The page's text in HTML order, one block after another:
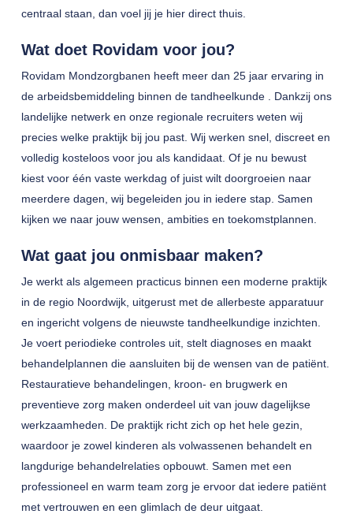
centraal staan, dan voel jij je hier direct thuis.
Wat doet Rovidam voor jou?
Rovidam Mondzorgbanen heeft meer dan 25 jaar ervaring in
de arbeidsbemiddeling binnen de tandheelkunde . Dankzij ons
landelijke netwerk en onze regionale recruiters weten wij
precies welke praktijk bij jou past. Wij werken snel, discreet en
volledig kosteloos voor jou als kandidaat. Of je nu bewust
kiest voor één vaste werkdag of juist wilt doorgroeien naar
meerdere dagen, wij begeleiden jou in iedere stap. Samen
kijken we naar jouw wensen, ambities en toekomstplannen.
Wat gaat jou onmisbaar maken?
Je werkt als algemeen practicus binnen een moderne praktijk
in de regio Noordwijk, uitgerust met de allerbeste apparatuur
en ingericht volgens de nieuwste tandheelkundige inzichten.
Je voert periodieke controles uit, stelt diagnoses en maakt
behandelplannen die aansluiten bij de wensen van de patiënt.
Restauratieve behandelingen, kroon- en brugwerk en
preventieve zorg maken onderdeel uit van jouw dagelijkse
werkzaamheden. De praktijk richt zich op het hele gezin,
waardoor je zowel kinderen als volwassenen behandelt en
langdurige behandelrelaties opbouwt. Samen met een
professioneel en warm team zorg je ervoor dat iedere patiënt
met vertrouwen en een glimlach de deur uitgaat.